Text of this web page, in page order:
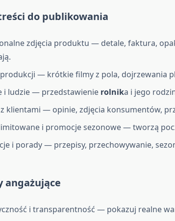
do publikowania
zdjęcia produktu — detale, faktura,
— krótkie filmy z pola, dojrzewania
i ludzie — przedstawienie rolnika i jego
z klientami — opinie, zdjęcia konsumentów,
i promocje sezonowe — tworzą
i porady — przepisy, przechowywanie,
angażujące
i transparentność — pokazuj realne